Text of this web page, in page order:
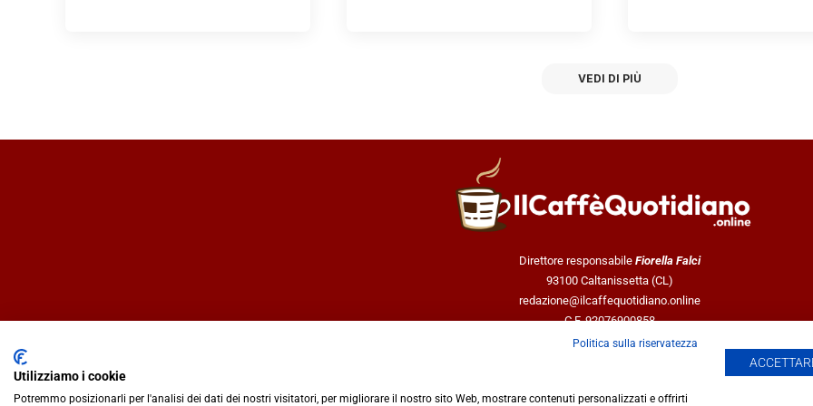
VEDI DI PIÙ
Direttore responsabile Fiorella Falci
93100 Caltanissetta (CL)
redazione@ilcaffequotidiano.online
C.F. 92076900858
Chi siamo
Politica sulla riservatezza
Utilizziamo i cookie
Potremmo posizionarli per l'analisi dei dati dei nostri visitatori, per migliorare il nostro sito Web, mostrare contenuti personalizzati e offrirti